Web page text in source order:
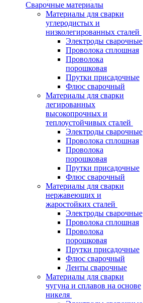
Сварочные материалы
Материалы для сварки
углеродистых и
низколегированных сталей
Электроды сварочные
Проволока сплошная
Проволока
порошковая
Прутки присадочные
Флюс сварочный
Материалы для сварки
легированных
высокопрочных и
теплоустойчивых сталей
Электроды сварочные
Проволока сплошная
Проволока
порошковая
Прутки присадочные
Флюс сварочный
Материалы для сварки
нержавеющих и
жаростойких сталей
Электроды сварочные
Проволока сплошная
Проволока
порошковая
Прутки присадочные
Флюс сварочный
Ленты сварочные
Материалы для сварки
чугуна и сплавов на основе
никеля